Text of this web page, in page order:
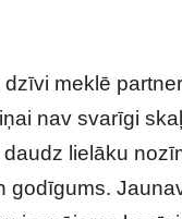
meklē
nav svarīgi
lielāku
godīgums.